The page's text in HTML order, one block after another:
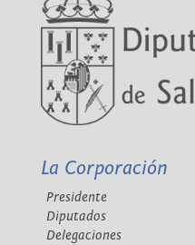
La Corporación
Presidente
Diputados
Delegaciones